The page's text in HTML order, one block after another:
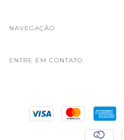
NAVEGAÇÃO
ENTRE EM CONTATO